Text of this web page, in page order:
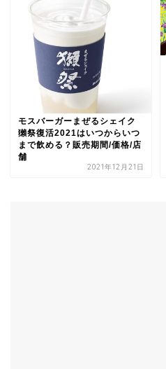
モスバーガーまぜるシェイク
獺祭復活2021はいつからいつ
まで飲める？販売期間/価格/店
舗
2021年12月21日